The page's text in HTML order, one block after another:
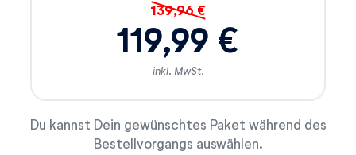
139,96 €
119,99 €
inkl. MwSt.
Du kannst Dein gewünschtes Paket während des
Bestellvorgangs auswählen.